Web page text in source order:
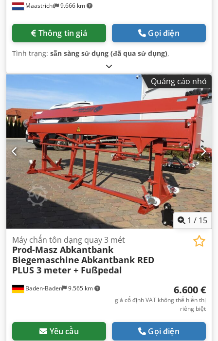
Maastricht 9.666 km
Thông tin giá Gọi điện
Tình trạng: sẵn sàng sử dụng (đã qua sử dụng),
Quảng cáo nhỏ
1 / 15
Baden-Baden 9.565 km
Máy chấn tôn dạng quay 3 mét
Prod-Masz Abkantbank
Biegemaschine Abkantbank RED
PLUS 3 meter + Fußpedal
6.600 €
giá cố định VAT không thể hiển thị
riêng biệt
Yêu cầu Gọi điện